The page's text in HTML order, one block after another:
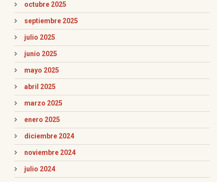
octubre 2025
septiembre 2025
julio 2025
junio 2025
mayo 2025
abril 2025
marzo 2025
enero 2025
diciembre 2024
noviembre 2024
julio 2024